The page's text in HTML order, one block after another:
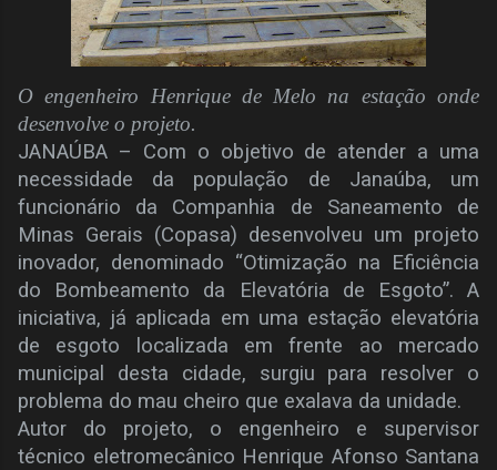
O engenheiro Henrique de Melo na estação onde
desenvolve o projeto.
JANAÚBA – Com o objetivo de atender a uma
necessidade da população de Janaúba, um
funcionário da Companhia de Saneamento de
Minas Gerais (Copasa) desenvolveu um projeto
inovador, denominado “Otimização na Eficiência
do Bombeamento da Elevatória de Esgoto”. A
iniciativa, já aplicada em uma estação elevatória
de esgoto localizada em frente ao mercado
municipal desta cidade, surgiu para resolver o
problema do mau cheiro que exalava da unidade.
Autor do projeto, o engenheiro e supervisor
técnico eletromecânico Henrique Afonso Santana